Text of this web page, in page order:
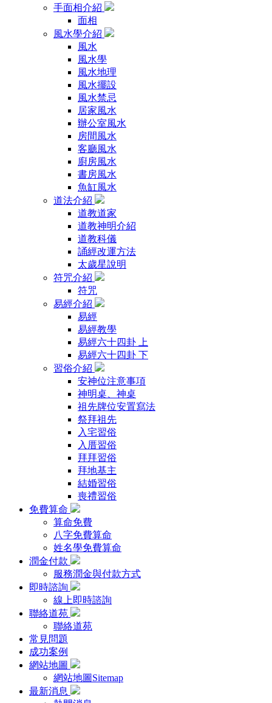
手面相介紹
面相
風水學介紹
風水
風水學
風水地理
風水擺設
風水禁忌
居家風水
辦公室風水
房間風水
客廳風水
廚房風水
書房風水
魚缸風水
道法介紹
道教道家
道教神明介紹
道教科儀
誦經改運方法
太歲星說明
符咒介紹
符咒
易經介紹
易經
易經教學
易經六十四卦 上
易經六十四卦 下
習俗介紹
安神位注意事項
神明桌、神桌
祖先牌位安置寫法
祭拜祖先
入宅習俗
入厝習俗
拜拜習俗
拜地基主
結婚習俗
喪禮習俗
免費算命
算命免費
八字免費算命
姓名學免費算命
潤金付款
服務潤金與付款方式
即時諮詢
線上即時諮詢
聯絡道苑
聯絡道苑
常見問題
成功案例
網站地圖
網站地圖Sitemap
最新消息